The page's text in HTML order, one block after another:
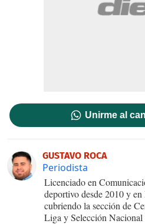
Unirme al
GUSTAVO ROCA
Periodista
Licenciado en
deportivo desde 2010 y
cubriendo la sección de
Liga y Selección Nacional